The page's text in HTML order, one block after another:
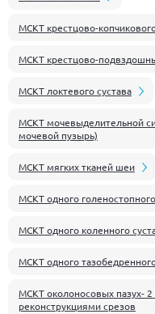
МСКТ крестцово-
МСКТ крестцово-
МСКТ локтевого сустава
МСКТ мочевыделительной
мочевой пузырь)
МСКТ мягких тканей шеи
МСКТ одного
МСКТ одного коленного
МСКТ одного
МСКТ околоносовых пазух-
реконструкциями срезов